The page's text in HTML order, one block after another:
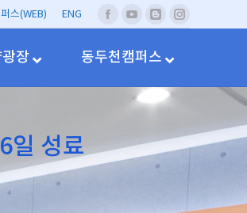
스(WEB) ENG
페
스
북
유
브
네
버
그
Instagram
장 동두천캠퍼스
일 성료